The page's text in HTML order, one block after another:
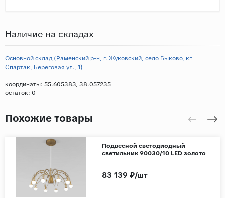
Наличие на складах
Основной склад (Раменский р-н, г. Жуковский, село Быково, кп
Спартак, Береговая ул., 1)
координаты: 55.605383, 38.057235
остаток: 0
Похожие товары
Подвесной светодиодный
светильник 90030/10 LED золото
83 139 ₽/шт